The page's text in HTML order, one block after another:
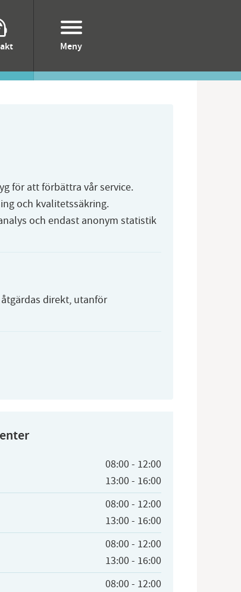
Meny
för att förbättra vår service.
och kvalitetssäkring.
och endast anonym statistik
direkt, utanför
08:00- 12:00
13:00- 16:00
08:00- 12:00
13:00- 16:00
08:00- 12:00
13:00- 16:00
08:00- 12:00